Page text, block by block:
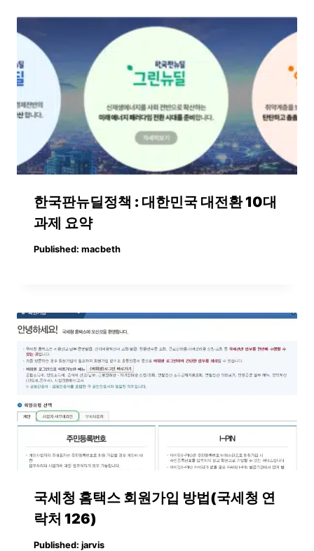
한국판뉴딜정책 : 대한민국 대전환 10대
과제 요약
Published: macbeth
국세청 홈택스 회원가입 방법(국세청 연
락처 126)
Published: jarvis